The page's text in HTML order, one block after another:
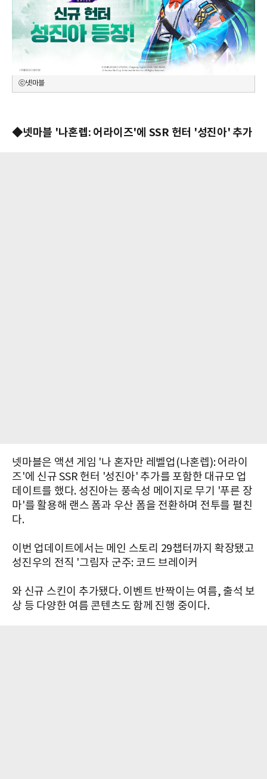
ⓒ넷마블
◆넷마블 '나혼렙: 어라이즈'에 SSR 헌터 '성진아' 추가
넷마블은 액션 게임 '나 혼자만 레벨업(나혼렙): 어라이
즈'에 신규 SSR 헌터 '성진아' 추가를 포함한 대규모 업
데이트를 했다. 성진아는 풍속성 메이지로 무기 '푸른 장
마'를 활용해 랜스 폼과 우산 폼을 전환하며 전투를 펼친
다.
이번 업데이트에서는 메인 스토리 29챕터까지 확장됐고
성진우의 전직 '그림자 군주: 코드 브레이커
와 신규 스킨이 추가됐다. 이벤트 반짝이는 여름, 출석 보
상 등 다양한 여름 콘텐츠도 함께 진행 중이다.